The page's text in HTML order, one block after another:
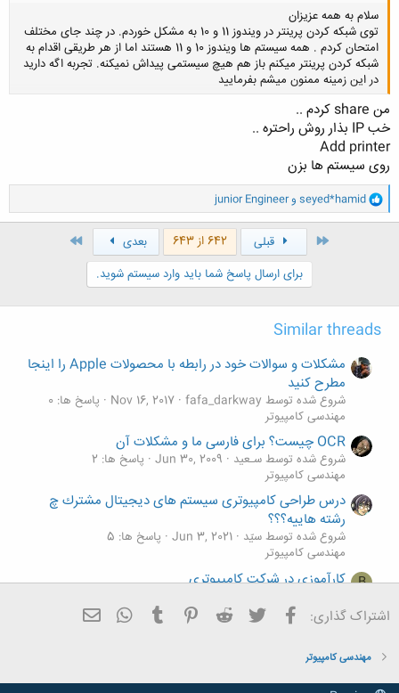
سلام به همه عزیزان
توی شبکه کردن پرینتر در ویندوز 11 و 10 به مشکل خوردم. در چند جای مختلف
امتحان کردم . همه سیستم ها ویندوز 10 و 11 هستند اما از هر طریقی اقدام به
شبکه کردن پرینتر میکنم باز هم هیچ سیستمی پیداش نمیکنه. تجربه اگه دارید
در این زمینه ممنون میشم بفرمایید
من share کردم ..
خب IP بذار روش راحتره ..
Add printer
روی سیستم ها بزن
و
ا
ک
seyed*hamid وjunior Engineer
اول قبلی 642 از 643 بعدی
برای ارسال پاسخ شما باید وارد سیستم شوید.
Similar threads
مشکلات و سوالات خود در رابطه با محصولات Apple را اینجا
مطرح کنید
شروع شده توسط fafa_darkway Nov 16, 2017
پاسخ ها: 0
مهندسی کامپیوتر
OCR چیست؟ برای فارسی ما و مشکلات آن
شروع شده توسط سـعید Jun 30, 2009 پاسخ ها: 2
مهندسی کامپیوتر
درس طراحی کامپیوتری سیستم های دیجیتال مشترك چ
رشته هاييه؟؟؟
شروع شده توسط سیّد Jun 3, 2021 پاسخ ها: 5
مهندسی کامپیوتر
B کارآموزی در شرکت کامپیوتری
مهندسی کامپیوتر
شروع شده توسط SFYA
اشتراک گذاری: فیسبوک تویتر Reddit
Pinterest
Tumblr
WhatsApp
مهندسی کامپیوتر